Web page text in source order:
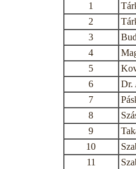
1
2
3
4
5
6
Dr.
7
8
9
10
11